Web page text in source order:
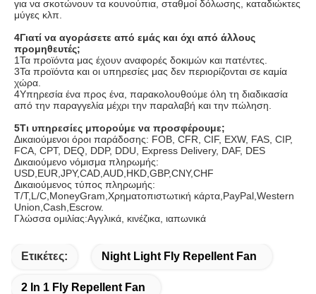
για να σκοτώνουν τα κουνούπια, σταθμοί δόλωσης, καταδιώκτες
μύγες κλπ.
4Γιατί να αγοράσετε από εμάς και όχι από άλλους
προμηθευτές;
1Τα προϊόντα μας έχουν αναφορές δοκιμών και πατέντες.
3Τα προϊόντα και οι υπηρεσίες μας δεν περιορίζονται σε καμία
χώρα.
4Υπηρεσία ένα προς ένα, παρακολουθούμε όλη τη διαδικασία
από την παραγγελία μέχρι την παραλαβή και την πώληση.
5Τι υπηρεσίες μπορούμε να προσφέρουμε;
Δικαιούμενοι όροι παράδοσης: FOB, CFR, CIF, EXW, FAS, CIP,
FCA, CPT, DEQ, DDP, DDU, Express Delivery, DAF, DES
Δικαιούμενο νόμισμα πληρωμής:
USD,EUR,JPY,CAD,AUD,HKD,GBP,CNY,CHF
Δικαιούμενος τύπος πληρωμής:
T/T,L/C,MoneyGram,Χρηματοπιστωτική κάρτα,PayPal,Western
Union,Cash,Escrow.
Γλώσσα ομιλίας:Αγγλικά, κινέζικα, ιαπωνικά
Ετικέτες: Night Light Fly Repellent Fan
2 In 1 Fly Repellent Fan